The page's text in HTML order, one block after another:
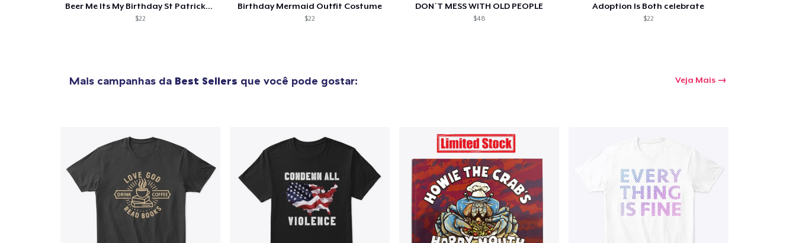
Beer Me Its My Birthday St Patricks Day
$22
Birthday Mermaid Outfit Costume
$22
DON´T MESS WITH OLD PEOPLE
$48
Adoption Is Both celebrate
$22
Mais campanhas da Best Sellers que você pode gostar: Veja Mais